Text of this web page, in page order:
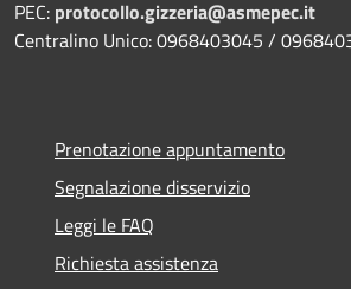
PEC: protocollo.gizzeria@asmepec.it
Centralino Unico: 0968403045 /
Prenotazione appuntamento
Segnalazione disservizio
Leggi le FAQ
Richiesta assistenza